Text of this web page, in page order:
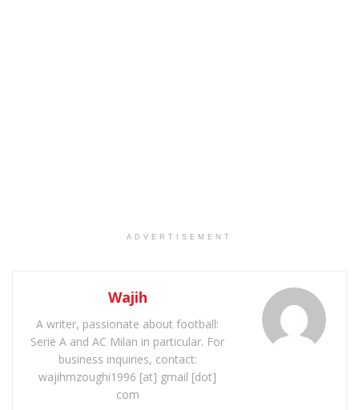
ADVERTISEMENT
Wajih
A writer, passionate about football:
Serie A and AC Milan in particular. For
business inquiries, contact:
wajihmzoughi1996 [at] gmail [dot]
com